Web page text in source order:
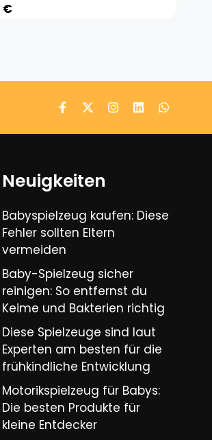
€
Neuigkeiten
Babyspielzeug kaufen: Diese
Fehler sollten Eltern
vermeiden
Baby-Spielzeug sicher
reinigen: So entfernst du
Keime und Bakterien richtig
Diese Spielzeuge sind laut
Experten am besten für die
frühkindliche Entwicklung
Motorikspielzeug für Babys:
Die besten Produkte für
kleine Entdecker